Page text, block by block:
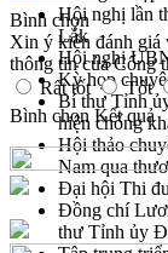
Hội nghị lần
Lắk
Hội nghị
Kỳ họp
Bí thư Tỉnh
hiện chống
Hội thảo
Nam qua
Đại hội Thi
Đồng chí
thư Tỉnh ủy
Bình chọn
Xin ý kiến đánh giá
thông tin của Cổng
Rất tốt
Tốt
Bình chọn Kết quả